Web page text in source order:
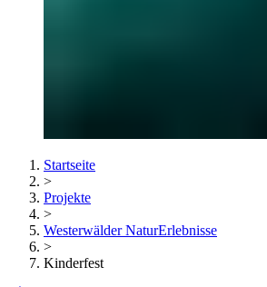
Startseite
>
Projekte
>
Westerwälder NaturErlebnisse
>
Kinderfest